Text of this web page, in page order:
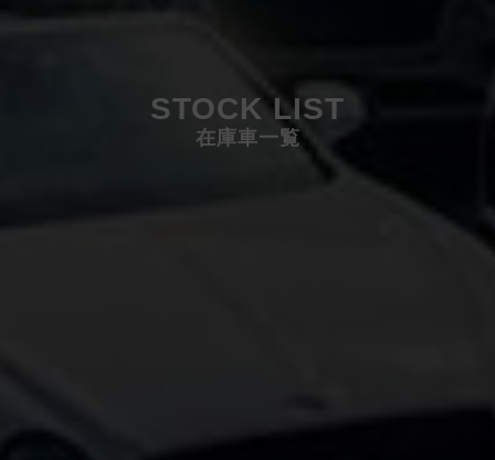
STOCK LIST
在庫車一覧